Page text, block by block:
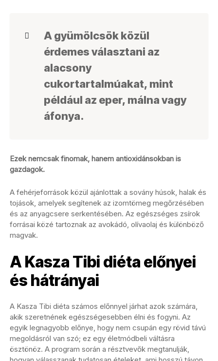
A gyümölcsök közül
érdemes választani az
alacsony
cukortartalmúakat, mint
például az eper, málna vagy
áfonya.
Ezek nemcsak finomak, hanem antioxidánsokban is
gazdagok.
A fehérjeforrások közül ajánlottak a sovány húsok, halak és
tojások, amelyek segítenek az izomtömeg megőrzésében
és az anyagcsere serkentésében. Az egészséges zsírok
forrásai közé tartoznak az avokádó, olívaolaj és különböző
magvak.
A Kasza Tibi diéta előnyei
és hátrányai
A Kasza Tibi diéta számos előnnyel járhat azok számára,
akik szeretnének egészségesebben élni és fogyni. Az
egyik legnagyobb előnye, hogy nem csupán egy rövid távú
megoldásról van szó; ez egy életmódbeli váltásra
ösztönöz. A program során a résztvevők megtanulják,